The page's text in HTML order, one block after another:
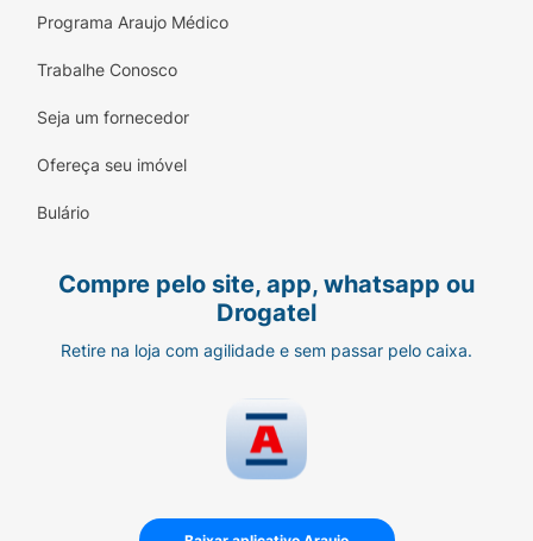
Programa Araujo Médico
Trabalhe Conosco
Seja um fornecedor
Ofereça seu imóvel
Bulário
Compre pelo site, app, whatsapp ou
Drogatel
Retire na loja com agilidade e sem passar pelo caixa.